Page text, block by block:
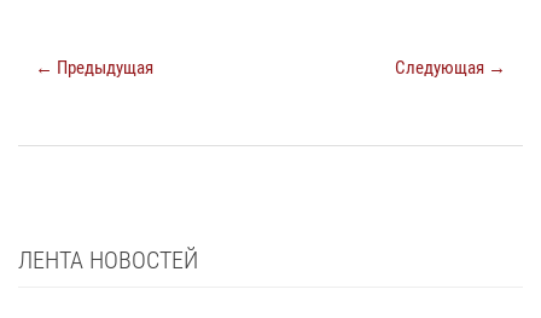
← Предыдущая Следующая →
ЛЕНТА НОВОСТЕЙ